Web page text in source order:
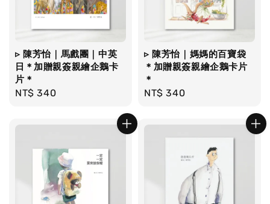
▹ 陳芳怡｜馬戲團｜中英
日＊加贈親簽親繪企鵝卡
片＊
Regular
NT$ 340
▹ 陳芳怡｜媽媽的百寶袋
＊加贈親簽親繪企鵝卡片
＊
Regular
NT$ 340